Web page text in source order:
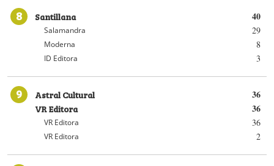
8 40
Santillana
29
Salamandra
8
Moderna
3
ID Editora
9 36
Astral Cultural
36
VR Editora
36
VR Editora
2
VR Editora